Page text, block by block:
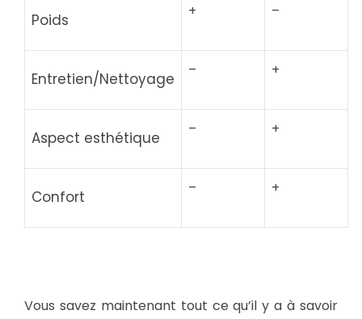
Poids + –
Entretien/Nettoyage – +
Aspect esthétique – +
Confort – +
Vous savez maintenant tout ce qu’il y a à savoir